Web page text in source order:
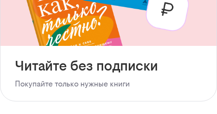
Читайте без подписки
Покупайте только нужные книги